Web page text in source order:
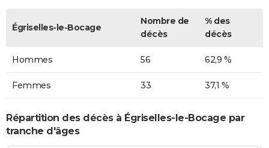
Égriselles-le-Bocage
Nombre de
décès
% des
décès
Hommes 56 62,9 %
Femmes 33 37,1 %
Répartition des décès à Égriselles-le-Bocage par
tranche d'âges